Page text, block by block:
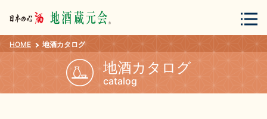
会員登録 ログイン
HOME 地酒カタログ
地酒カタログ
catalog